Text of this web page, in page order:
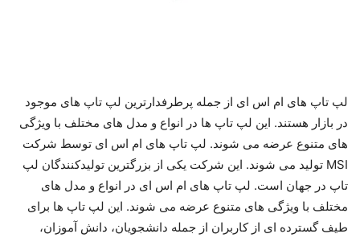
لپ تاپ های ام اس ای از جمله پرطرفدارترین لپ تاپ های موجود
در بازار هستند. این لپ تاپ ها در انواع و مدل های مختلف با ویژگی
های متنوع عرضه می شوند. لپ تاپ های ام اس ای توسط شرکت
MSI تولید می شوند. این شرکت یکی از بزرگترین تولیدکنندگان لپ
تاپ در جهان است. لپ تاپ های ام اس ای در انواع و مدل های
مختلف با ویژگی های متنوع عرضه می شوند. این لپ تاپ ها برای
طیف گسترده ای از کاربران از جمله دانشجویان، دانش آموزان،